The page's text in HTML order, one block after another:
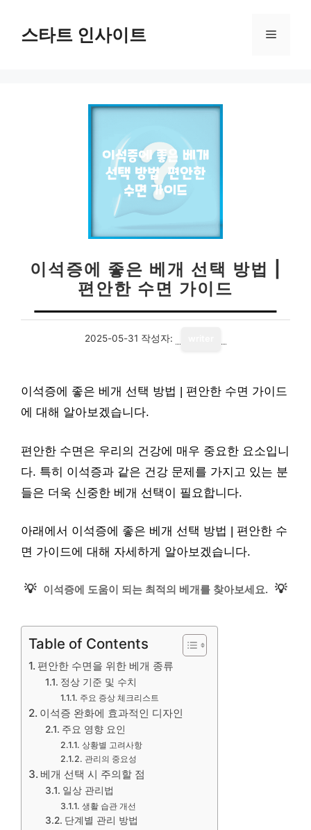
스타트 인사이트 메
이석증에 좋은 베개 선택 방법 |
편안한 수면 가이드
2025-05-31 작성자:
이석증에 좋은 베개 선택 방법 | 편안한 수면 가이드
에 대해 알아보겠습니다.
편안한 수면은 우리의 건강에 매우 중요한 요소입니
다. 특히 이석증과 같은 건강 문제를 가지고 있는 분
들은 더욱 신중한 베개 선택이 필요합니다.
아래에서 이석증에 좋은 베개 선택 방법 | 편안한 수
면 가이드에 대해 자세하게 알아보겠습니다.
💡 이석증에 도움이 되는 최적의 베개를 찾아보세요. 💡
Table of Contents
편안한 수면을 위한 베개 종류
정상 기준 및 수치
주요 증상 체크리스트
이석증 완화에 효과적인 디자인
주요 영향 요인
상황별 고려사항
관리의 중요성
베개 선택 시 주의할 점
일상 관리법
생활 습관 개선
단계별 관리 방법